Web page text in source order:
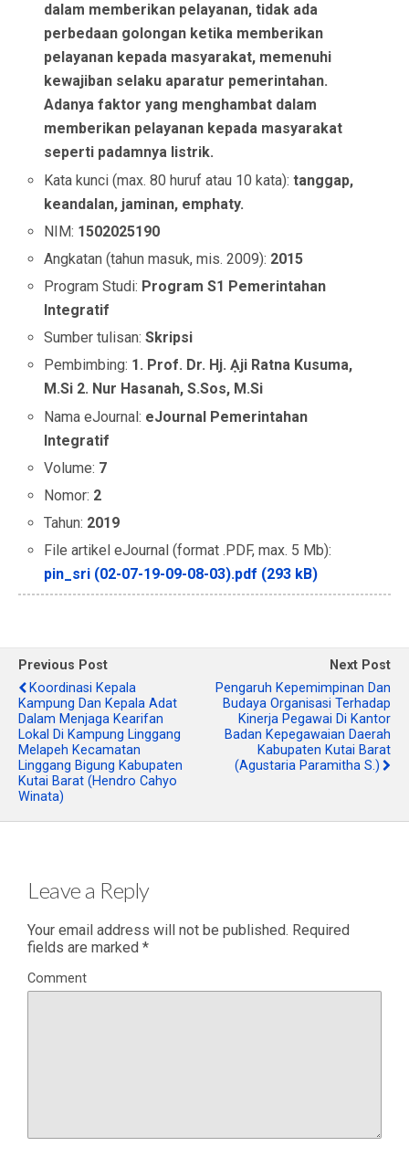
dalam memberikan pelayanan, tidak ada
perbedaan golongan ketika memberikan
pelayanan kepada masyarakat, memenuhi
kewajiban selaku aparatur pemerintahan.
Adanya faktor yang menghambat dalam
memberikan pelayanan kepada masyarakat
seperti padamnya listrik.
Kata kunci (max. 80 huruf atau 10 kata):tanggap,
keandalan, jaminan, emphaty.
NIM: 1502025190
Angkatan (tahun masuk, mis. 2009): 2015
Program Studi: Program S1 Pemerintahan
Integratif
Sumber tulisan:Skripsi
Pembimbing: 1. Prof. Dr. Hj. Ạji Ratna Kusuma,
M.Si 2. Nur Hasanah, S.Sos, M.Si
Nama eJournal: eJournal Pemerintahan
Integratif
Volume: 7
Nomor: 2
Tahun: 2019
File artikel eJournal (format .PDF, max. 5 Mb):
pin_sri (02-07-19-09-08-03).pdf (293 kB)
Previous Post
Koordinasi Kepala
Kampung Dan Kepala Adat
Dalam Menjaga Kearifan
Lokal Di Kampung Linggang
Melapeh Kecamatan
Linggang Bigung Kabupaten
Kutai Barat (Hendro Cahyo
Winata)
Next Post
Pengaruh Kepemimpinan Dan
Budaya Organisasi Terhadap
Kinerja Pegawai Di Kantor
Badan Kepegawaian Daerah
Kabupaten Kutai Barat
(Agustaria Paramitha S.)
Leave a Reply
Your email address will not be published. Required
fields are marked *
Comment